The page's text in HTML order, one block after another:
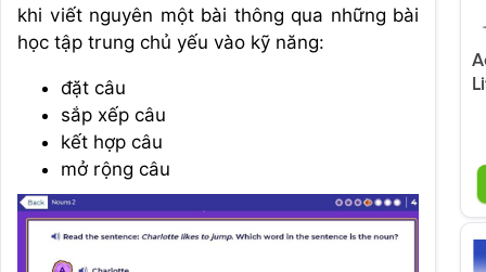
khi viết nguyên một bài thông qua những bài
học tập trung chủ yếu vào kỹ năng:
đặt câu
sắp xếp câu
kết hợp câu
mở rộng câu